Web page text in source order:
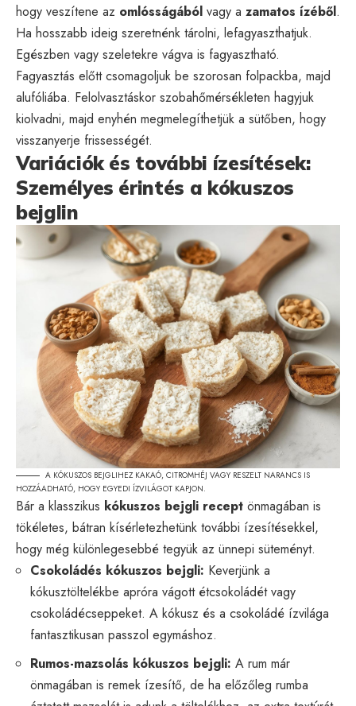
hogy veszítene az omlósságából vagy a zamatos ízéből.
Ha hosszabb ideig szeretnénk tárolni, lefagyaszthatjuk.
Egészben vagy szeletekre vágva is fagyasztható.
Fagyasztás előtt csomagoljuk be szorosan folpackba, majd
alufóliába. Felolvasztáskor szobahőmérsékleten hagyjuk
kiolvadni, majd enyhén megmelegíthetjük a sütőben, hogy
visszanyerje frissességét.
Variációk és további ízesítések:
Személyes érintés a kókuszos
bejglin
A KÓKUSZOS BEJGLIHEZ KAKAÓ, CITROMHÉJ VAGY RESZELT NARANCS IS
HOZZÁADHATÓ, HOGY EGYEDI ÍZVILÁGOT KAPJON.
Bár a klasszikus kókuszos bejgli recept önmagában is
tökéletes, bátran kísérletezhetünk további ízesítésekkel,
hogy még különlegesebbé tegyük az ünnepi süteményt.
Csokoládés kókuszos bejgli: Keverjünk a
kókusztöltelékbe apróra vágott étcsokoládét vagy
csokoládécseppeket. A kókusz és a csokoládé ízvilága
fantasztikusan passzol egymáshoz.
Rumos-mazsolás kókuszos bejgli: A rum már
önmagában is remek ízesítő, de ha előzőleg rumba